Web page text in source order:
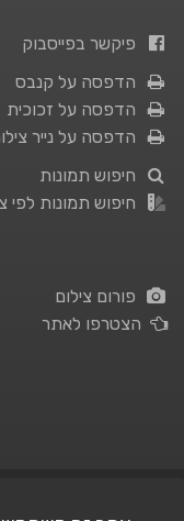
פיקשר בפייסבוק
הדפסה על קנבס
הדפסה על זכוכית
הדפסה על נייר
חיפוש תמונות
חיפוש תמונות לפי
פורום צילום
הצטרפו לאתר